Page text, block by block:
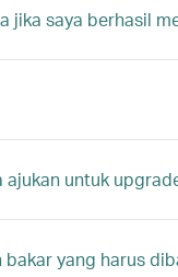
jika saya berhasil
untuk
yang harus